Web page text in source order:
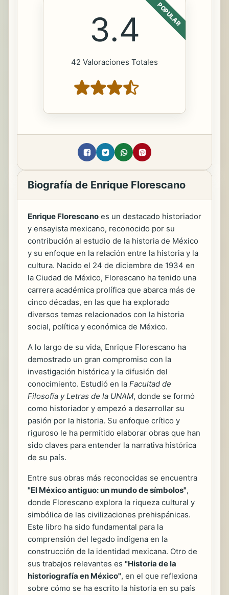
POPULAR
3.4
42 Valoraciones Totales
Biografía de Enrique Florescano
Enrique Florescano es un destacado historiador
y ensayista mexicano, reconocido por su
contribución al estudio de la historia de México
y su enfoque en la relación entre la historia y la
cultura. Nacido el 24 de diciembre de 1934 en
la Ciudad de México, Florescano ha tenido una
carrera académica prolífica que abarca más de
cinco décadas, en las que ha explorado
diversos temas relacionados con la historia
social, política y económica de México.
A lo largo de su vida, Enrique Florescano ha
demostrado un gran compromiso con la
investigación histórica y la difusión del
conocimiento. Estudió en la Facultad de
Filosofía y Letras de la UNAM, donde se formó
como historiador y empezó a desarrollar su
pasión por la historia. Su enfoque crítico y
riguroso le ha permitido elaborar obras que han
sido claves para entender la narrativa histórica
de su país.
Entre sus obras más reconocidas se encuentra
"El México antiguo: un mundo de símbolos",
donde Florescano explora la riqueza cultural y
simbólica de las civilizaciones prehispánicas.
Este libro ha sido fundamental para la
comprensión del legado indígena en la
construcción de la identidad mexicana. Otro de
sus trabajos relevantes es "Historia de la
historiografía en México", en el que reflexiona
sobre cómo se ha escrito la historia en su país